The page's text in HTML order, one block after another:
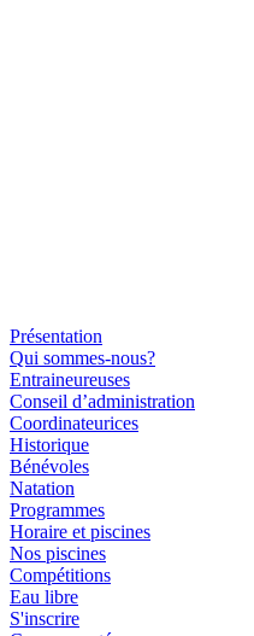
Présentation
Qui sommes-nous?
Entraineureuses
Conseil d’administration
Coordinateurices
Historique
Bénévoles
Natation
Programmes
Horaire et piscines
Nos piscines
Compétitions
Eau libre
S'inscrire